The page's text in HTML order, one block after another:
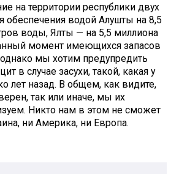
на территории республики двух
обеспечения водой Алушты на 8,5
воды, Ялты — на 5,5 миллиона
момент имеющихся запасов
мы хотим предупредить
в случае засухи, такой, какая у
лет назад. В общем, как видите,
так или иначе, мы их
Никто нам в этом не сможет
ни Америка, ни Европа.